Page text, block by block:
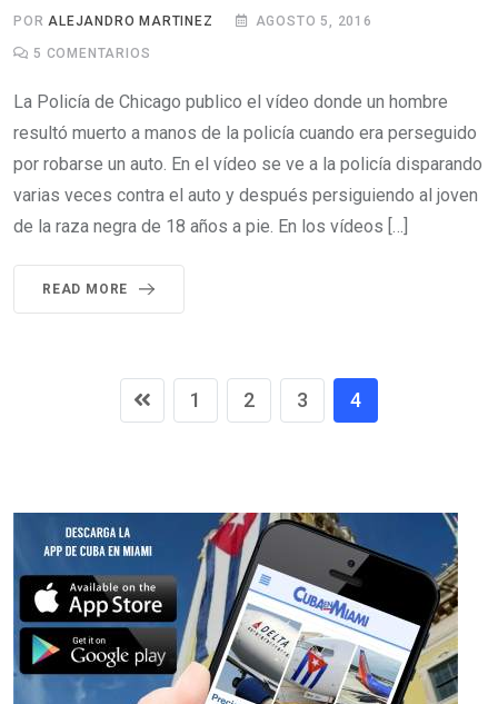
PORALEJANDRO MARTINEZ AGOSTO 5, 2016
5 COMENTARIOS
La Policía de Chicago publico el vídeo donde un hombre
resultó muerto a manos de la policía cuando era perseguido
por robarse un auto. En el vídeo se ve a la policía disparando
varias veces contra el auto y después persiguiendo al joven
de la raza negra de 18 años a pie. En los vídeos […]
READ MORE
1 2 3 4